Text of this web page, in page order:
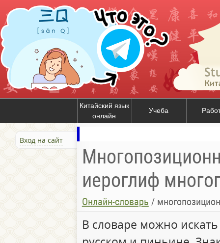
Китайский язык
онлайн
Учеба
Вход на сайт
иероглиф
Онлайн-словарь /
В словаре можно